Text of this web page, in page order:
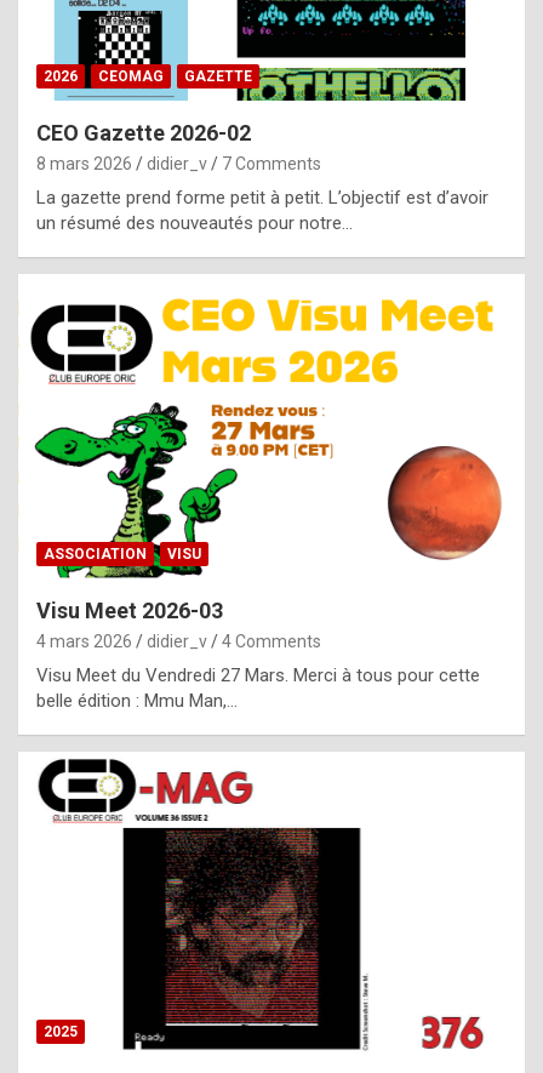
e
b
y
g
e
n
u
i
n
e
R
o
p
l
c
h
i
s
t
o
r
2026 CEOMAG GAZETTE
CEO Gazette 2026-02
8 mars 2026 didier_v 7 Comments
La gazette prend forme petit à petit. L’objectif est d’avoir
un résumé des nouveautés pour notre…
ASSOCIATION VISU
Visu Meet 2026-03
4 mars 2026 didier_v 4 Comments
Visu Meet du Vendredi 27 Mars. Merci à tous pour cette
belle édition : Mmu Man,…
2025